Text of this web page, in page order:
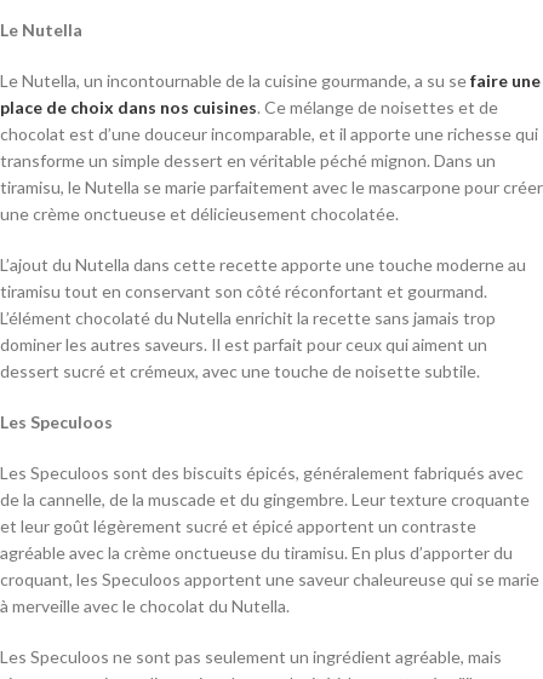
Le Nutella
Le Nutella, un incontournable de la cuisine gourmande, a su sefaire une
place de choix dans nos cuisines. Ce mélange de noisettes et de
chocolat est d’une douceur incomparable, et il apporte une richesse qui
transforme un simple dessert en véritable péché mignon. Dans un
tiramisu, le Nutella se marie parfaitement avec le mascarpone pour créer
une crème onctueuse et délicieusement chocolatée.
L’ajout du Nutella dans cette recette apporte une touche moderne au
tiramisu tout en conservant son côté réconfortant et gourmand.
L’élément chocolaté du Nutella enrichit la recette sans jamais trop
dominer les autres saveurs. Il est parfait pour ceux qui aiment un
dessert sucré et crémeux, avec une touche de noisette subtile.
Les Speculoos
Les Speculoos sont des biscuits épicés, généralement fabriqués avec
de la cannelle, de la muscade et du gingembre. Leur texture croquante
et leur goût légèrement sucré et épicé apportent un contraste
agréable avec la crème onctueuse du tiramisu. En plus d’apporter du
croquant, les Speculoos apportent une saveur chaleureuse qui se marie
à merveille avec le chocolat du Nutella.
Les Speculoos ne sont pas seulement un ingrédient agréable, mais